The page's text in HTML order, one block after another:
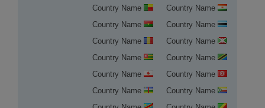
Country Name
Country Name
Country Name
Country Name
Country Name
Country Name
Country Name
Country Name
Country Name
Country Name
Country Name
Country Name